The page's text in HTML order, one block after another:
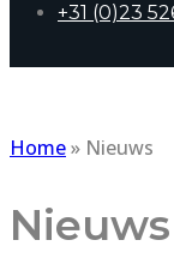
+31 (0)23
Home» Nieuws
Nieuws